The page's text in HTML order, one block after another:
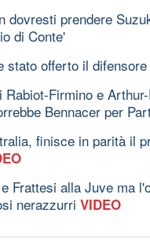
dovresti prendere
di Conte'
stato offerto il
Firmino e
Bennacer per
finisce in parità il
Frattesi alla Juve ma
nerazzurri VIDEO